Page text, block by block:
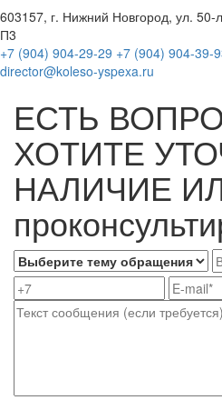
603157, г. Нижний Новгород, ул.
П3
+7 (904) 904-29-29 +7 (904) 904-39-
director@koleso-yspexa.ru
ЕСТЬ
ХОТИТЕ
НАЛИЧИЕ